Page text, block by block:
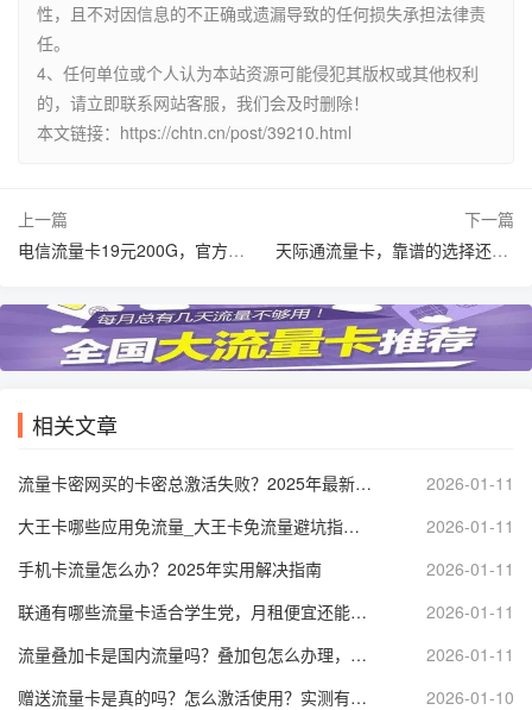
性，且不对因信息的不正确或遗漏导致的任何损失承担法律责
任。
4、任何单位或个人认为本站资源可能侵犯其版权或其他权利
的，请立即联系网站客服，我们会及时删除！
本文链接：https://chtn.cn/post/39210.html
上一篇
电信流量卡19元200G，官方办理的便捷与实惠
下一篇
天际通流量卡，靠谱的选择还是风险的投资？
相关文章
流量卡密网买的卡密总激活失败？2025年最新激活步骤与避坑指南
2026-01-11
大王卡哪些应用免流量_大王卡免流量避坑指南有哪些必须知道的细节？
2026-01-11
手机卡流量怎么办？2025年实用解决指南
2026-01-11
联通有哪些流量卡适合学生党，月租便宜还能开热点，长期套餐到底怎么选？
2026-01-11
流量叠加卡是国内流量吗？叠加包怎么办理，用不完的流量又该怎么办？
2026-01-11
赠送流量卡是真的吗？怎么激活使用？实测有效避免骗局技巧
2026-01-10